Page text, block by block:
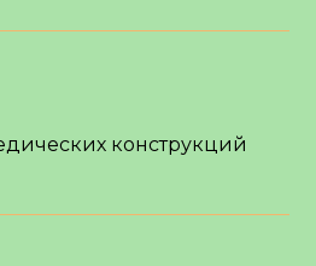
конструкций